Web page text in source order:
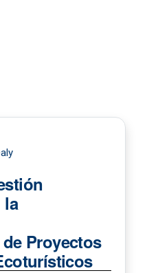
la
Proyectos